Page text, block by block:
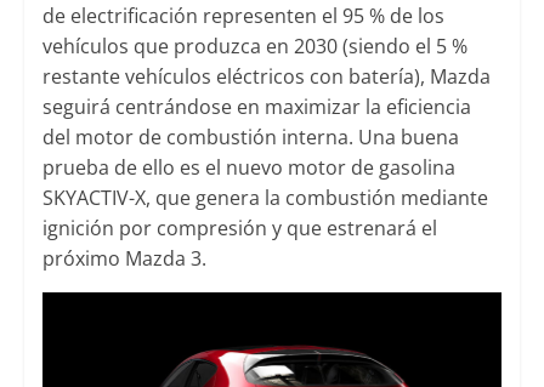
de electrificación representen el 95 % de los
vehículos que produzca en 2030 (siendo el 5 %
restante vehículos eléctricos con batería), Mazda
seguirá centrándose en maximizar la eficiencia
del motor de combustión interna. Una buena
prueba de ello es el nuevo motor de gasolina
SKYACTIV-X, que genera la combustión mediante
ignición por compresión y que estrenará el
próximo Mazda 3.